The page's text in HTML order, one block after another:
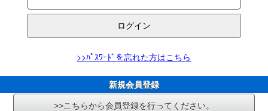
>>ﾊﾟｽﾜｰﾄﾞを忘れた方はこちら
新規会員登録
>>こちらから会員登録を行ってください。